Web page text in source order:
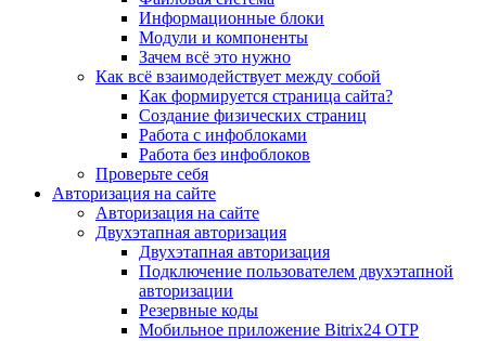
Информационные блоки
Модули и компоненты
Зачем всё это нужно
Как всё взаимодействует между собой
Как формируется страница сайта?
Создание физических страниц
Работа с инфоблоками
Работа без инфоблоков
Проверьте себя
Авторизация на сайте
Авторизация на сайте
Двухэтапная авторизация
Двухэтапная авторизация
Подключение пользователем двухэтапной
авторизации
Резервные коды
Мобильное приложение Bitrix24 OTP